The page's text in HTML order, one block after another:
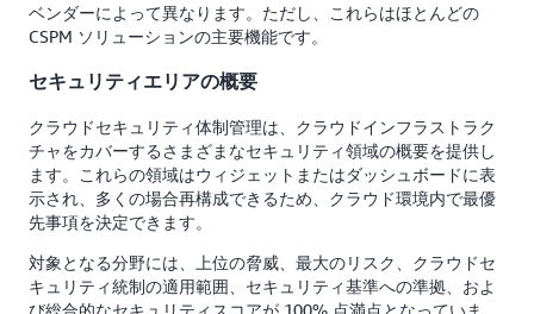
ベンダーによって異なります。ただし、これらはほとんどの
CSPM ソリューションの主要機能です。
セキュリティエリアの概要
クラウドセキュリティ体制管理は、クラウドインフラストラク
チャをカバーするさまざまなセキュリティ領域の概要を提供し
ます。これらの領域はウィジェットまたはダッシュボードに表
示され、多くの場合再構成できるため、クラウド環境内で最優
先事項を決定できます。
対象となる分野には、上位の脅威、最大のリスク、クラウドセ
キュリティ統制の適用範囲、セキュリティ基準への準拠、およ
び総合的なセキュリティスコアが 100% 点満点となっていま